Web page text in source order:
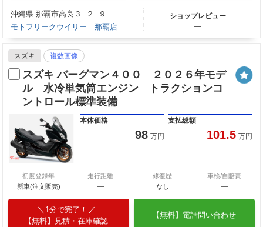
沖縄県 那覇市高良３−２−９
モトフリークウイリー 那覇店
ショップレビュー
―
スズキ 複数画像
スズキ バーグマン４００ ２０２６年モデ
ル 水冷単気筒エンジン トラクションコ
ントロール標準装備
本体価格
98 万円
支払総額
101.5 万円
初度登録年
新車(注文販売)
走行距離
―
修復歴
なし
車検/自賠責
―
1分で完了！
【無料】見積・在庫確認
【無料】電話問い合わせ